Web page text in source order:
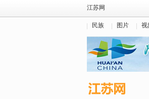
江苏网
民族 图片 视